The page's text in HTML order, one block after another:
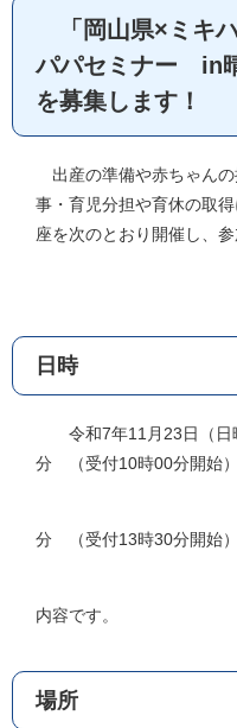
「岡山県×ミキ
パパセミナー in
を募集します！
出産の準備や赤ちゃん
事・育児分担や育休の取
座を次のとおり開催し、参
日時
令和7年11月23日（日
分 （受付10時00分開始
２回目：14
分 （受付13時30分開
※午前の部
内容です
場所